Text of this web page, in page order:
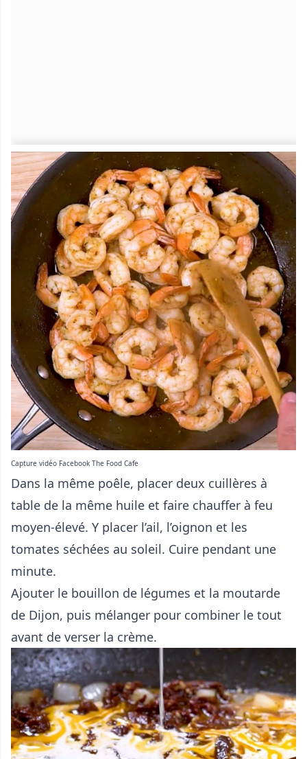
Capture vidéo Facebook The Food Cafe
Dans la même poêle, placer deux cuillères à
table de la même huile et faire chauffer à feu
moyen-élevé. Y placer l’ail, l’oignon et les
tomates séchées au soleil. Cuire pendant une
minute.
Ajouter le bouillon de légumes et la moutarde
de Dijon, puis mélanger pour combiner le tout
avant de verser la crème.